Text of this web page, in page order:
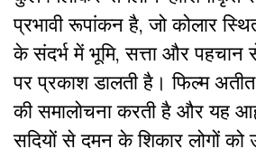
प्रभावी रूपांकन है, जो कोलार
के संदर्भ में भूमि, सत्ता और पहचान
पर प्रकाश डालती है। फिल्म
की समालोचना करती है और यह
सदियों से दमन के शिकार लोगों को